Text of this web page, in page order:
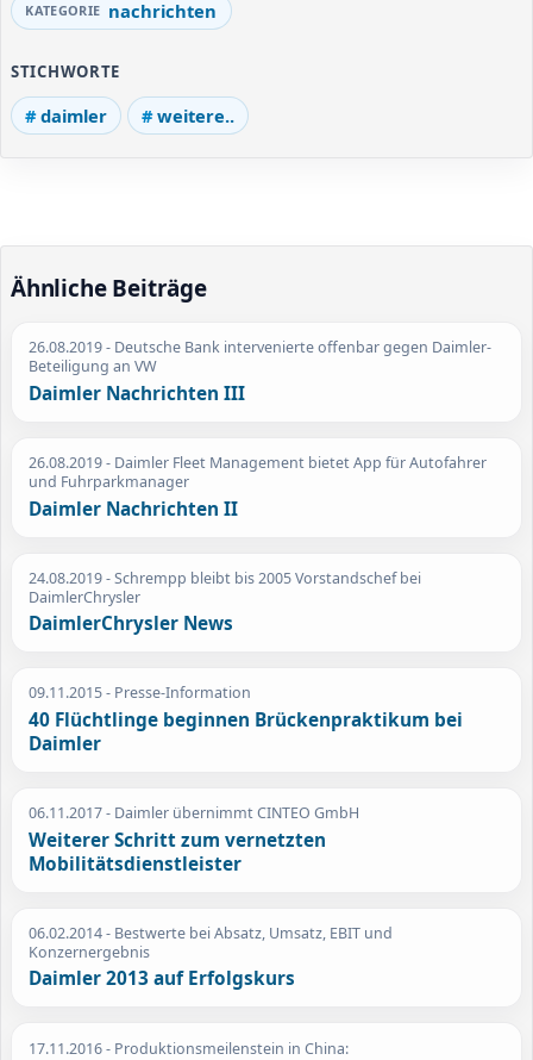
nachrichten
STICHWORTE
daimler weitere..
Ähnliche Beiträge
26.08.2019- Deutsche Bank intervenierte offenbar gegen Daimler-
Beteiligung an VW
Daimler Nachrichten III
26.08.2019- Daimler Fleet Management bietet App für Autofahrer
und Fuhrparkmanager
Daimler Nachrichten II
24.08.2019- Schrempp bleibt bis 2005 Vorstandschef bei
DaimlerChrysler
DaimlerChrysler News
09.11.2015- Presse-Information
40 Flüchtlinge beginnen Brückenpraktikum bei
Daimler
06.11.2017- Daimler übernimmt CINTEO GmbH
Weiterer Schritt zum vernetzten
Mobilitätsdienstleister
06.02.2014- Bestwerte bei Absatz, Umsatz, EBIT und
Konzernergebnis
Daimler 2013 auf Erfolgskurs
17.11.2016- Produktionsmeilenstein in China: